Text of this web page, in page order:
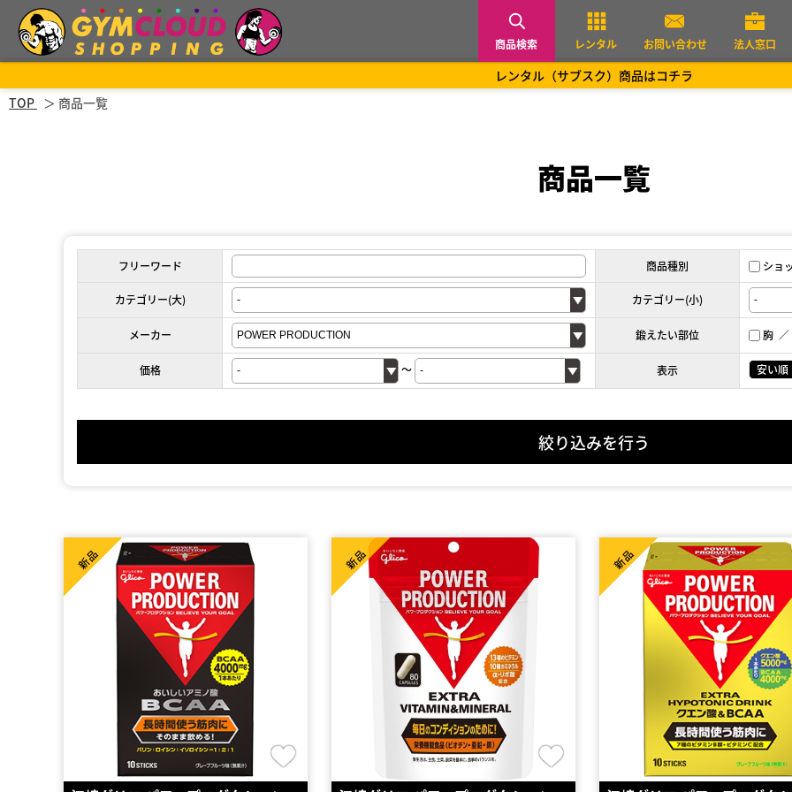
商品検索 レンタル お問い合わせ 法人窓口
レンタル（サブスク）商品はコチラ
TOP
商品一覧
商品一覧
フリーワード 商品種別 ショ
カテゴリー(大) カテゴリー(小)
メーカー 鍛えたい部位 胸
価格 ～ 表示 安い順
絞り込みを行う
新品 新品 新品